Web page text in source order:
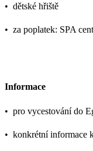
• dětské hřiště
• za poplatek: SPA
Informace
• pro vycestování do
• konkrétní informace